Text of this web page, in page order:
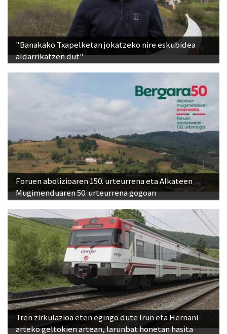
"Banakako Txapelketan jokatzeko nire eskubidea
aldarrikatzen dut"
Foruen abolizioaren 150. urteurrena eta Alkateen
Mugimenduaren 50. urteurrena gogoan
Tren zirkulazioa eten egingo dute Irun eta Hernani
arteko geltokien artean, larunbat honetan hasita